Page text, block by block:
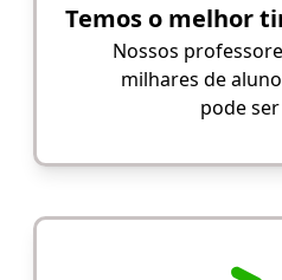
Temos o melhor
Nossos
milhares de
pode